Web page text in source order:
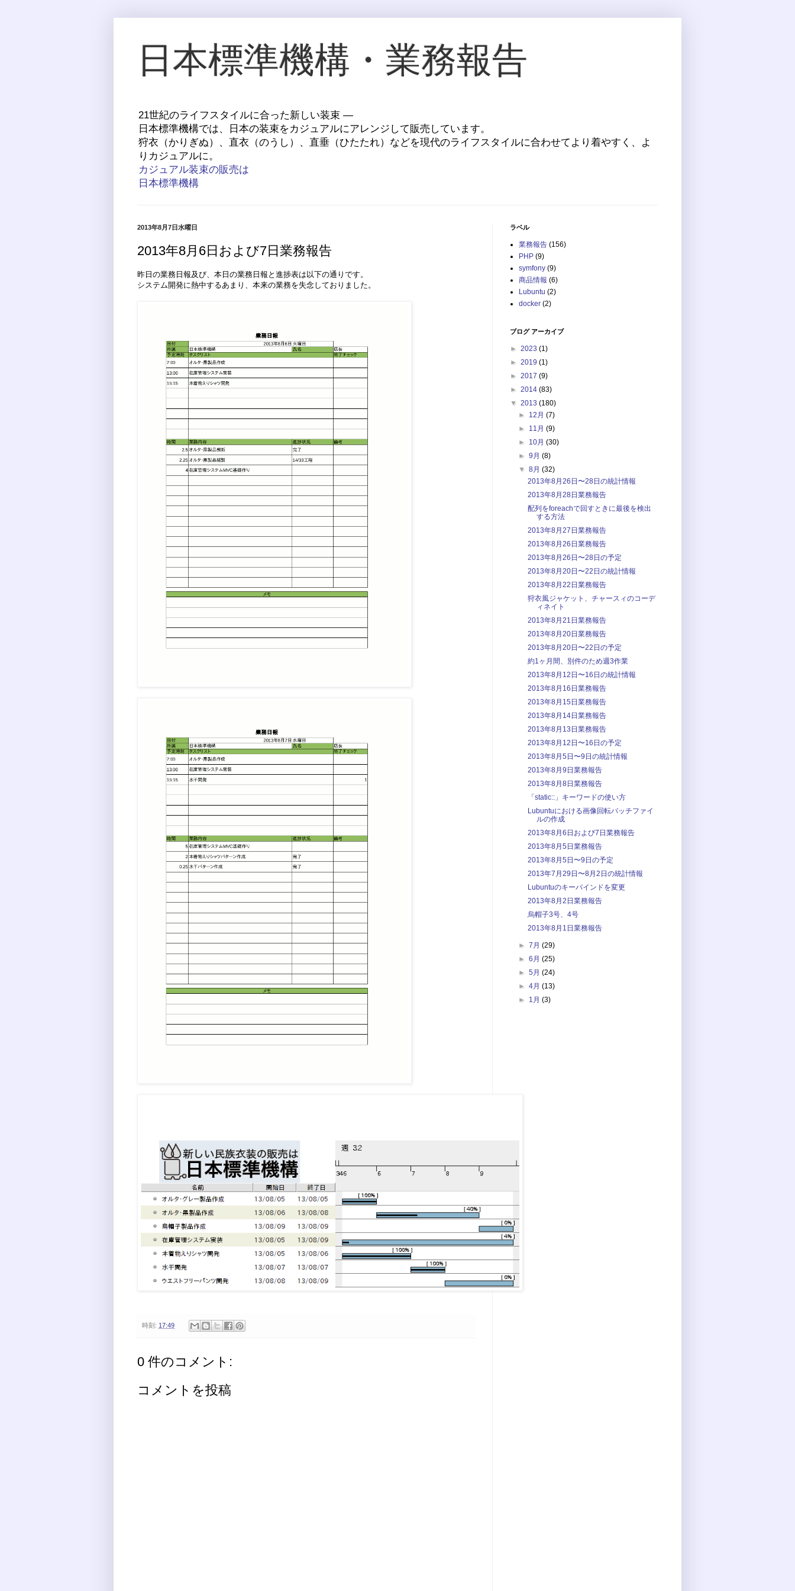
日本標準機構・業務報告
21世紀のライフスタイルに合った新しい装束 ―
日本標準機構では、日本の装束をカジュアルにアレンジして販売しています。
狩衣（かりぎぬ）、直衣（のうし）、直垂（ひたたれ）などを現代のライフスタイルに合わせてより着やすく、よ
りカジュアルに。
カジュアル装束の販売は
日本標準機構
2013年8月7日水曜日
2013年8月6日および7日業務報告
昨日の業務日報及び、本日の業務日報と進捗表は以下の通りです。
システム開発に熱中するあまり、本来の業務を失念しておりました。
時刻: 17:49
0 件のコメント:
コメントを投稿
ラベル
業務報告 (156)
PHP (9)
symfony (9)
商品情報 (6)
Lubuntu (2)
docker (2)
ブログ アーカイブ
► 2023 (1)
► 2019 (1)
► 2017 (9)
► 2014 (83)
▼ 2013 (180)
► 12月(7)
► 11月(9)
► 10月(30)
►9月(8)
▼8月(32)
2013年8月26日〜28日の統計情報
2013年8月28日業務報告
配列をforeachで回すときに最後を検出
する方法
2013年8月27日業務報告
2013年8月26日業務報告
2013年8月26日〜28日の予定
2013年8月20日〜22日の統計情報
2013年8月22日業務報告
狩衣風ジャケット、チャースィのコーデ
ィネイト
2013年8月21日業務報告
2013年8月20日業務報告
2013年8月20日〜22日の予定
約1ヶ月間、別件のため週3作業
2013年8月12日〜16日の統計情報
2013年8月16日業務報告
2013年8月15日業務報告
2013年8月14日業務報告
2013年8月13日業務報告
2013年8月12日〜16日の予定
2013年8月5日〜9日の統計情報
2013年8月9日業務報告
2013年8月8日業務報告
「static::」キーワードの使い方
Lubuntuにおける画像回転バッチファイ
ルの作成
2013年8月6日および7日業務報告
2013年8月5日業務報告
2013年8月5日〜9日の予定
2013年7月29日〜8月2日の統計情報
Lubuntuのキーバインドを変更
2013年8月2日業務報告
烏帽子3号、4号
2013年8月1日業務報告
►7月(29)
►6月(25)
►5月(24)
►4月(13)
► 1月(3)